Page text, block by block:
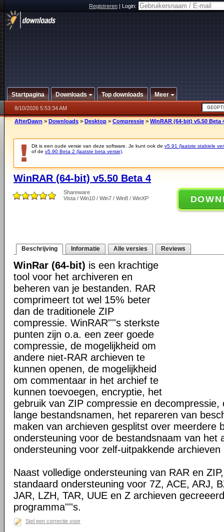
Registreren|Login:
Startpagina Downloads Top downloads Meer
8/10/2026 5:53:34 AM
AfterDawn > Downloads > Desktop > Compressie > WinRAR (64-bit) v5.50 Beta
Dit is een oude versie van deze software. Je kunt ook de v5.91 (laatste stabiele
of de v5.90 Beta 2 (laatste beta versie)
WinRAR (64-bit) v5.50 Beta 4
Shareware
Vista / Win10 / Win7 / Win8 / WinXP
Beschrijving Informatie Alle versies Reviews
WinRar (64-bit) is een krachtige
tool voor het archiveren en
beheren van je bestanden. RAR
comprimeert tot wel 15% beter
dan de traditionele ZIP
compressie. WinRAR''''s sterkste
punten zijn o.a. een zeer goede
compressie, de mogelijkheid om
andere niet-RAR archieven te
kunnen openen, de mogelijkheid
om commentaar in het archief te
kunnen toevoegen, encryptie, het
gebruik van ZIP compressie en decompressie,
lange bestandsnamen, het repareren van
maken van archieven gesplitst over meerdere
ondersteuning voor de bestandsnaam van het
ondersteuning voor zelf-uitpakkende archieven
Naast volledige ondersteuning van RAR en
standaard ondersteuning voor 7Z, ACE, ARJ,
JAR, LZH, TAR, UUE en Z archieven
programma''''s.
Stel een correctie voor